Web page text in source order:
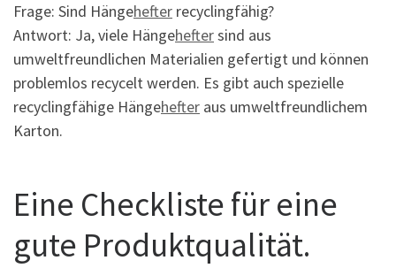
Frage: Sind Hängehefter recyclingfähig?
Antwort: Ja, viele Hängeheftersind aus
umweltfreundlichen Materialien gefertigt und können
problemlos recycelt werden. Es gibt auch spezielle
recyclingfähige Hängehefter aus umweltfreundlichem
Karton.
Eine Checkliste für eine
gute Produktqualität.